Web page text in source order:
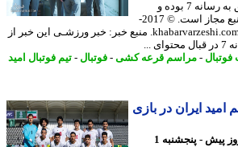
تمام حقوق این سایت متعلق به رسانه 7 بوده و
بازنشر مطالب تنها با ذکر منبع مجاز است. © 2017-
2026 khabarvarzeshi.com | All Rights reserved. منبع خبر: خبر ورزشـی این خبر از
-مراسم قرعه کشی-فوتبال-تیم فوتبال امید
ایران در بازی
14 روز پیش - پنجشنبه 1